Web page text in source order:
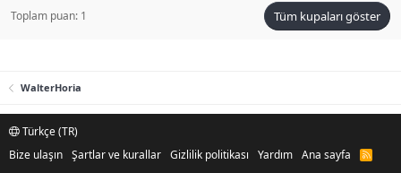
Toplam puan: 1 Tüm kupaları göster
WalterHoria
Türkçe (TR)
Bize ulaşın Şartlar ve kurallar Gizlilik politikası Yardım Ana sayfa
R